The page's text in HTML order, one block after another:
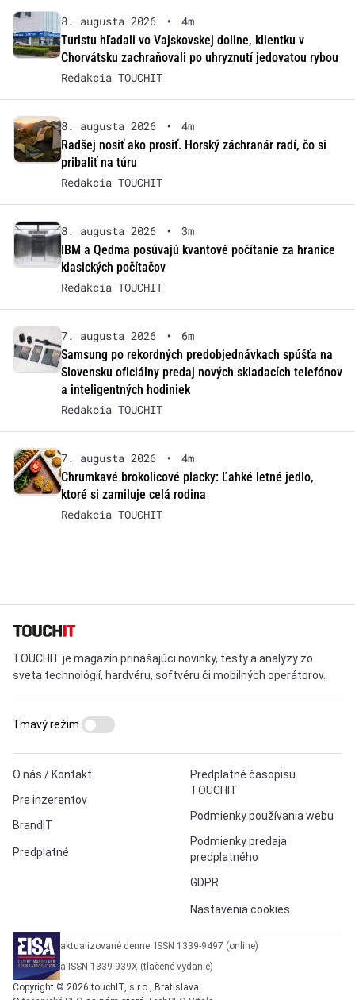
8. augusta 2026 •
4m
Turistu hľadali vo Vajskovskej doline, klientku v
Chorvátsku zachraňovali po uhryznutí jedovatou rybou
Redakcia TOUCHIT
8. augusta 2026 •
4m
Radšej nosiť ako prosiť. Horský záchranár radí, čo si
pribaliť na túru
Redakcia TOUCHIT
8. augusta 2026 •
3m
IBM a Qedma posúvajú kvantové počítanie za hranice
klasických počítačov
Redakcia TOUCHIT
7. augusta 2026 •
6m
Samsung po rekordných predobjednávkach spúšťa na
Slovensku oficiálny predaj nových skladacích telefónov
a inteligentných hodiniek
Redakcia TOUCHIT
7. augusta 2026 •
4m
Chrumkavé brokolicové placky: Ľahké letné jedlo,
ktoré si zamiluje celá rodina
Redakcia TOUCHIT
TOUCHIT je magazín prinášajúci novinky, testy a analýzy zo
sveta technológií, hardvéru, softvéru či mobilných operátorov.
O nás / Kontakt
Pre inzerentov
BrandIT
Predplatné
Predplatné časopisu
TOUCHIT
Podmienky používania webu
Podmienky predaja
predplatného
GDPR
Nastavenia cookies
Tmavý režim
aktualizované denne: ISSN 1339-9497 (online)
a ISSN 1339-939X (tlačené vydanie)
Copyright © 2026 touchIT, s.r.o., Bratislava.